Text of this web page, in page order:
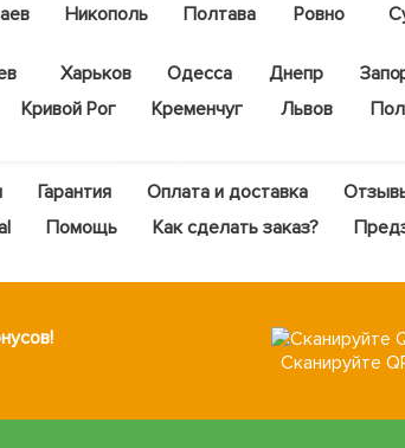
Никополь Полтава Ровно
Харьков Одесса Днепр
Кривой Рог Кременчуг Львов
Гарантия Оплата и доставка
Помощь Как сделать заказ?
Сканируйте